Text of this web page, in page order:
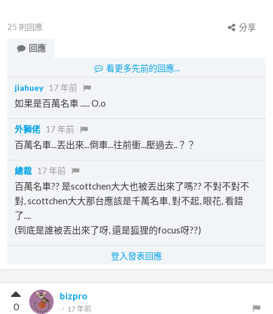
25 則回應
分享
回應
看更多先前的回應...
jiahuey 17 年前
如果是百萬名車 ..... O.o
外獅佬 17 年前
百萬名車...丟出來...倒車...往前衝...壓過去..？？
總裁 17 年前
百萬名車?? 是scottchen大大也被丟出來了嗎?? 不對不對不
對, scottchen大大那台應該是千萬名車, 對不起, 眼花, 看錯
了....
(到底是誰被丟出來了呀, 還是狐狸的focus呀??)
登入發表回應
bizpro
． 17 年前
0